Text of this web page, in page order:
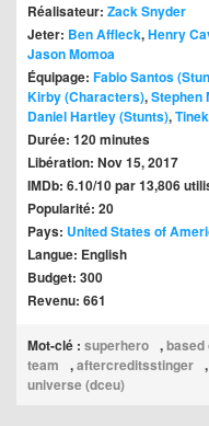
Réalisateur: Zack Snyder
Jeter: Ben Affleck,Henry
Jason Momoa
Équipage: Fabio Santos
Kirby (Characters),Stephen
Daniel Hartley (Stunts),
Durée: 120 minutes
Libération: Nov 15, 2017
IMDb: 6.10/10 par 13,806
Popularité: 20
Pays: United States of
Langue: English
Budget: 300
Revenu: 661
Mot-clé : superhero ,based
team
,aftercreditsstinger ,
universe (dceu)